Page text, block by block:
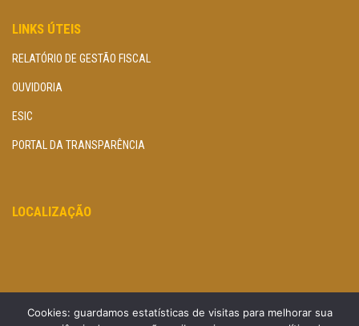
LINKS ÚTEIS
RELATÓRIO DE GESTÃO FISCAL
OUVIDORIA
ESIC
PORTAL DA TRANSPARÊNCIA
LOCALIZAÇÃO
Cookies: guardamos estatísticas de visitas para melhorar sua